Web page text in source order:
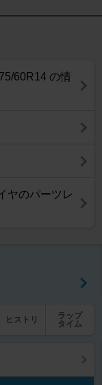
60R14 の情
ヤのパーツレ
ヒストリ
ラップ
タイム